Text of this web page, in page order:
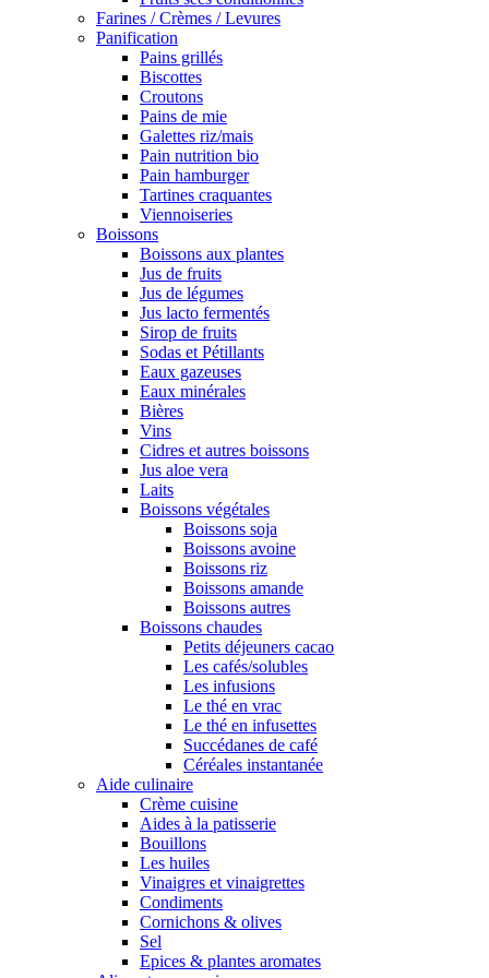
Farines / Crèmes / Levures
Panification
Pains grillés
Biscottes
Croutons
Pains de mie
Galettes riz/mais
Pain nutrition bio
Pain hamburger
Tartines craquantes
Viennoiseries
Boissons
Boissons aux plantes
Jus de fruits
Jus de légumes
Jus lacto fermentés
Sirop de fruits
Sodas et Pétillants
Eaux gazeuses
Eaux minérales
Bières
Vins
Cidres et autres boissons
Jus aloe vera
Laits
Boissons végétales
Boissons soja
Boissons avoine
Boissons riz
Boissons amande
Boissons autres
Boissons chaudes
Petits déjeuners cacao
Les cafés/solubles
Les infusions
Le thé en vrac
Le thé en infusettes
Succédanes de café
Céréales instantanée
Aide culinaire
Crème cuisine
Aides à la patisserie
Bouillons
Les huiles
Vinaigres et vinaigrettes
Condiments
Cornichons & olives
Sel
Epices & plantes aromates